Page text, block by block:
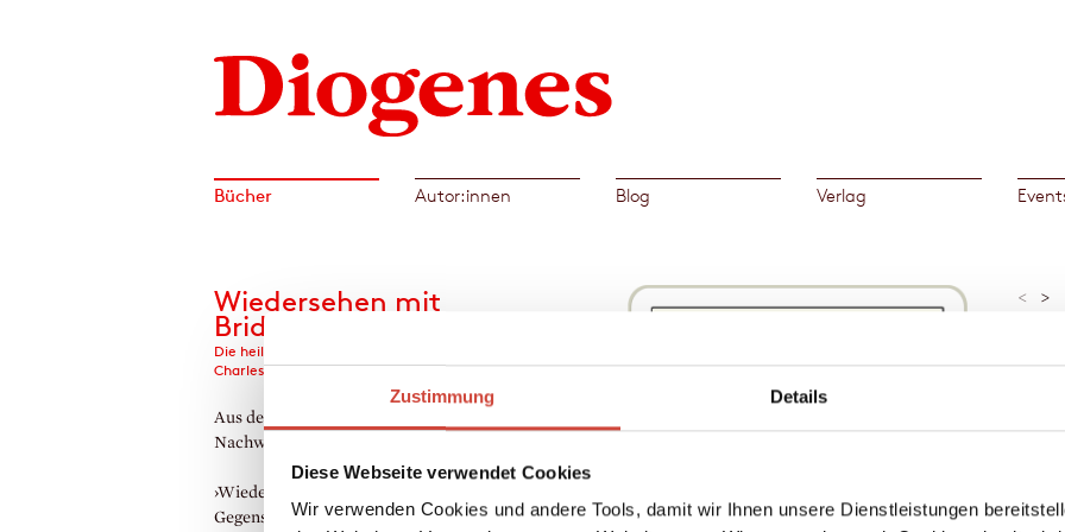
Zustimmung Details
Diese Webseite verwendet Cookies
Wir verwenden Cookies und andere Tools, damit wir Ihnen unsere Dienstleistungen
Bücher Autor:innen Blog Verlag
Wiedersehen mit
Brideshead
Die heiligen und profanen Erinnerungen des Captain
Charles Ryder
Aus dem Englischen von pociao. Mit einem
Nachwort von Daniel Kampa
›Wiedersehen mit Brideshead‹ ist das englische
Gegenstück zum amerikanischen ›Großen
< >
Ijoma